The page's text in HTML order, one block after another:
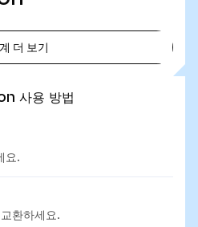
더 보기
사용 방법
요.
환하세요.